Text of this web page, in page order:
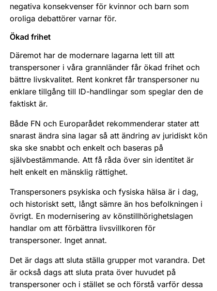
negativa konsekvenser för kvinnor och barn som
oroliga debattörer varnar för.
Ökad frihet
Däremot har de modernare lagarna lett till att
transpersoner i våra grannländer får ökad frihet och
bättre livskvalitet. Rent konkret får transpersoner nu
enklare tillgång till ID-handlingar som speglar den de
faktiskt är.
Både FN och Europarådet rekommenderar stater att
snarast ändra sina lagar så att ändring av juridiskt kön
ska ske snabbt och enkelt och baseras på
självbestämmande. Att få råda över sin identitet är
helt enkelt en mänsklig rättighet.
Transpersoners psykiska och fysiska hälsa är i dag,
och historiskt sett, långt sämre än hos befolkningen i
övrigt. En modernisering av könstillhörighetslagen
handlar om att förbättra livsvillkoren för
transpersoner. Inget annat.
Det är dags att sluta ställa grupper mot varandra. Det
är också dags att sluta prata över huvudet på
transpersoner och i stället se och förstå varför dessa